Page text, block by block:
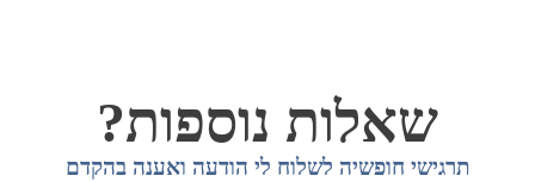
שאלות נוספות?
תרגישי חופשיה לשלוח לי הודעה ואענה בהקדם